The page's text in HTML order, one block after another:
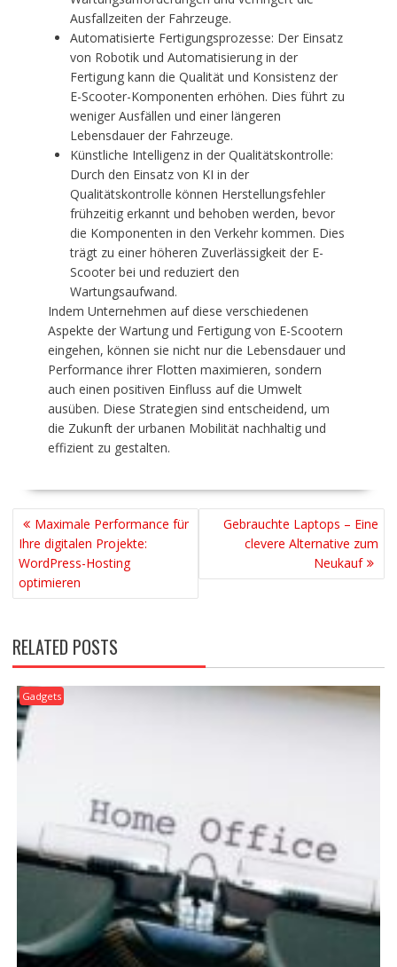
Ausfallzeiten der Fahrzeuge.
Automatisierte Fertigungsprozesse: Der Einsatz
von Robotik und Automatisierung in der
Fertigung kann die Qualität und Konsistenz der
E-Scooter-Komponenten erhöhen. Dies führt zu
weniger Ausfällen und einer längeren
Lebensdauer der Fahrzeuge.
Künstliche Intelligenz in der Qualitätskontrolle:
Durch den Einsatz von KI in der
Qualitätskontrolle können Herstellungsfehler
frühzeitig erkannt und behoben werden, bevor
die Komponenten in den Verkehr kommen. Dies
trägt zu einer höheren Zuverlässigkeit der E-
Scooter bei und reduziert den
Wartungsaufwand.
Indem Unternehmen auf diese verschiedenen
Aspekte der Wartung und Fertigung von E-Scootern
eingehen, können sie nicht nur die Lebensdauer und
Performance ihrer Flotten maximieren, sondern
auch einen positiven Einfluss auf die Umwelt
ausüben. Diese Strategien sind entscheidend, um
die Zukunft der urbanen Mobilität nachhaltig und
effizient zu gestalten.
BEITRAGSNAVIGATION
Maximale Performance für
Ihre digitalen Projekte:
WordPress-Hosting
optimieren
Gebrauchte Laptops – Eine
clevere Alternative zum
Neukauf
RELATED POSTS
Gadgets